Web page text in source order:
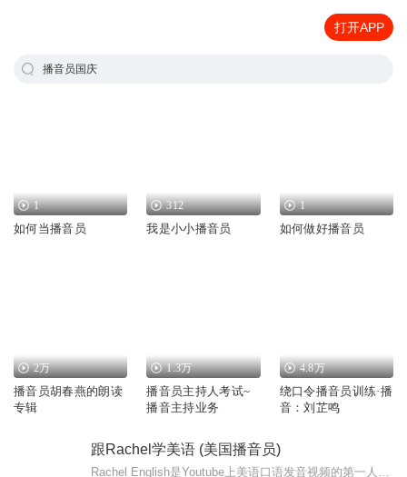
打开APP
播音员国庆
1
如何当播音员
312
我是小小播音员
1
如何做好播音员
2万
播音员胡春燕的朗读
专辑
1.3万
播音员主持人考试~
播音主持业务
4.8万
绕口令播音员训练·播
音：刘芷鸣
跟Rachel学美语 (美国播音员)